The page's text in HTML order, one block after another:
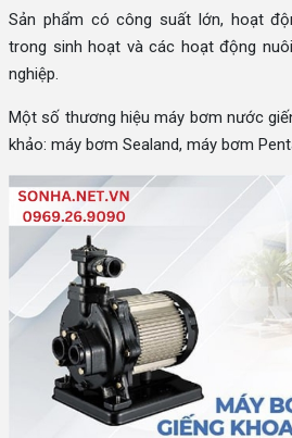
Sản phẩm có công suất lớn, hoạt
trong sinh hoạt và các hoạt động
nghiệp.
Một số thương hiệu máy bơm nước
khảo: máy bơm Sealand, máy bơm